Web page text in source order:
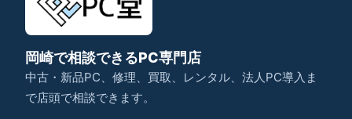
岡崎で相談できるPC専門店
中古・新品PC、修理、買取、レンタル、法人PC導入ま
で店頭で相談できます。